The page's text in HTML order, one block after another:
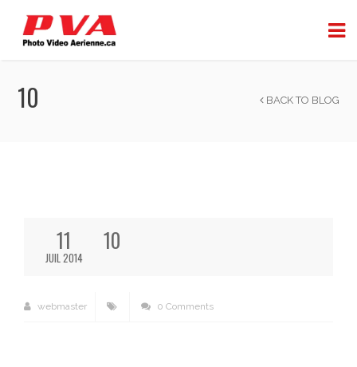
10 BACK TO BLOG
11
JUIL 2014
10
webmaster 0 Comments